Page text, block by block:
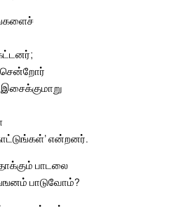
சென்றோர்
என்றனர்.
பாடலை
பாடுவோம்?